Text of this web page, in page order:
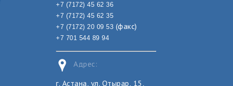
+7 (7172) 45 62 36
+7 (7172) 45 62 35
+7 (7172) 20 09 53 (факс)
+7 701 544 89 94
Адрес:
г. Астана, ул. Отырар, 15,